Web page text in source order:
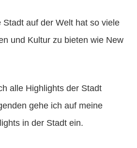
Stadt auf der Welt hat so viele
und Kultur zu bieten wie New
alle Highlights der Stadt
gehe ich auf meine
in der Stadt ein.